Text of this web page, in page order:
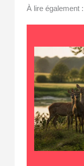
À lire également :